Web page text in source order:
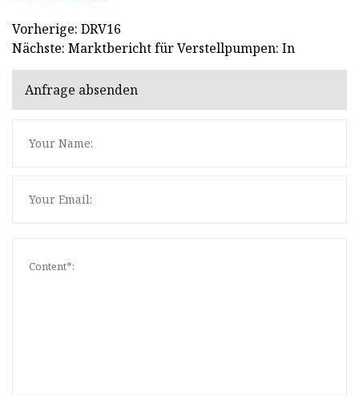
Vorherige: DRV16
Nächste: Marktbericht für Verstellpumpen: In
Anfrage absenden